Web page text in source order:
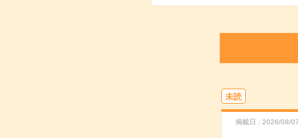
未読
掲載日 2026/08/07